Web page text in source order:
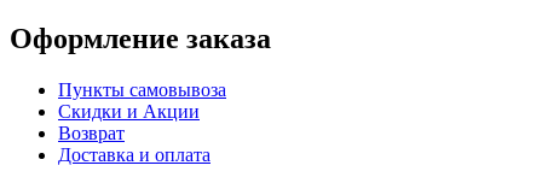
Оформление заказа
Пункты самовывоза
Скидки и Акции
Возврат
Доставка и оплата